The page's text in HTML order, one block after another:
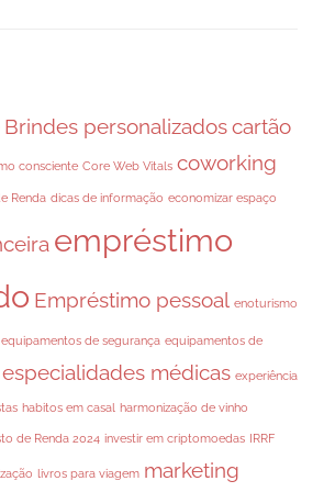
Brindes personalizadoscartão
consciente Core Web Vitals coworking
Renda dicas de informação economizar espaço
empréstimo
Empréstimo pessoal enoturismo
equipamentos de segurança equipamentos de
especialidades médicas experiência
habitos em casal harmonização de vinho
de Renda 2024 investir em criptomoedas IRRF
livros para viagem marketing